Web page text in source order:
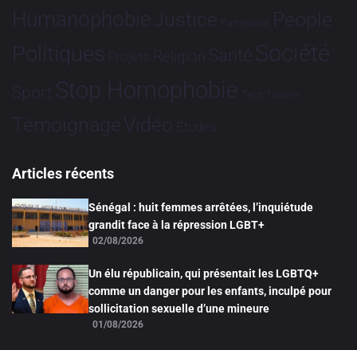
HumanophobieJustice Partenariat People
Politiques Projets Religion Santé Société
Sport Stop Homophobie Tech Tribune
TémoignageVidéo Études
Articles récents
Sénégal : huit femmes arrêtées, l’inquiétude
grandit face à la répression LGBT+
02/08/2026
Un élu républicain, qui présentait les LGBTQ+
comme un danger pour les enfants, inculpé pour
sollicitation sexuelle d’une mineure
01/08/2026